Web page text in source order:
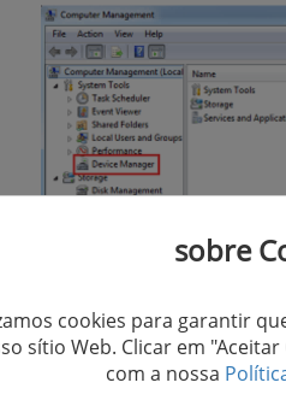
sobre
cookies para garantir
sítio Web. Clicar em
com a nossa